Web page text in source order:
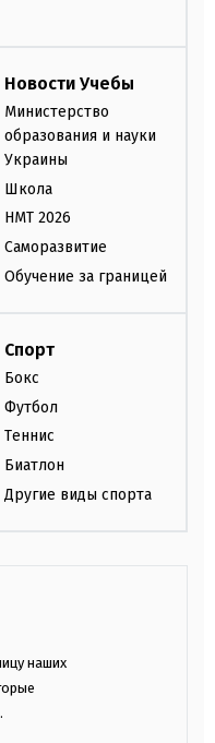
Новости Учебы
Министерство
образования и науки
Украины
Школа
НМТ 2026
Саморазвитие
Обучение за границей
Спорт
Бокс
Футбол
Теннис
Биатлон
Другие виды спорта
наших